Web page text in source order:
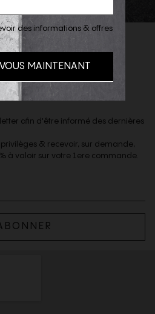
la newsletter
afin d'être informé des dernières
& recevoir, sur demande,
à valoir sur votre 1ere commande.
des informations & offres